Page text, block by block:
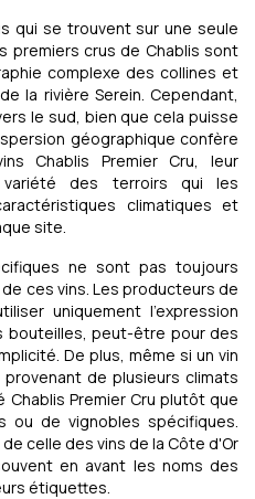
qui se trouvent sur une seule
premiers crus de Chablis sont
complexe des collines et
la rivière Serein. Cependant,
le sud, bien que cela puisse
géographique confère
Chablis Premier Cru, leur
des terroirs qui les
climatiques et
site.
ne sont pas toujours
ces vins. Les producteurs de
uniquement l'expression
bouteilles, peut-être pour des
De plus, même si un vin
de plusieurs climats
Premier Cru plutôt que
ou de vignobles spécifiques.
celle des vins de la Côte d'Or
en avant les noms des
étiquettes.